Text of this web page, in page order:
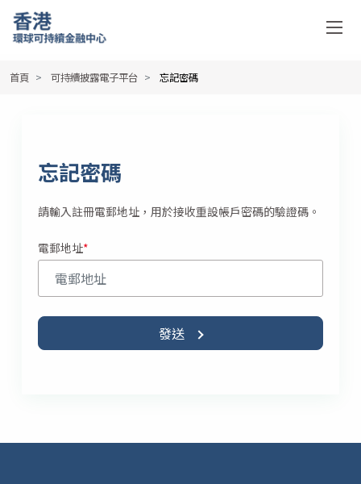
首頁 可持續披露電子平台 忘記密碼
忘記密碼
請輸入註冊電郵地址，用於接收重設帳戶密碼的驗證碼。
電郵地址
發送